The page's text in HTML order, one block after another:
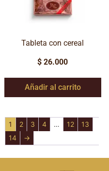
Tableta con cereal
$ 26.000
Añadir al carrito
1 2 3 4 … 12
13
14
→